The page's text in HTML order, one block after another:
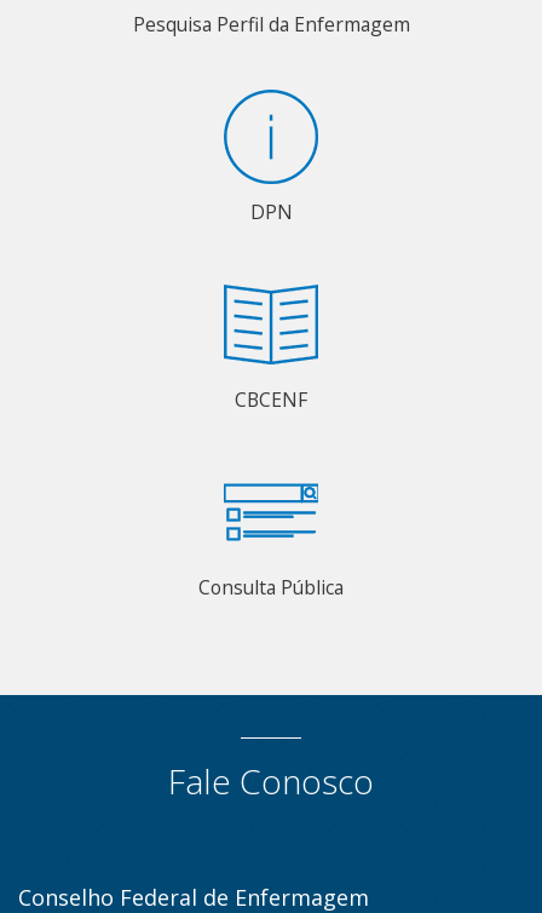
Pesquisa Perfil da Enfermagem
DPN
CBCENF
Consulta Pública
Fale Conosco
Conselho Federal de Enfermagem